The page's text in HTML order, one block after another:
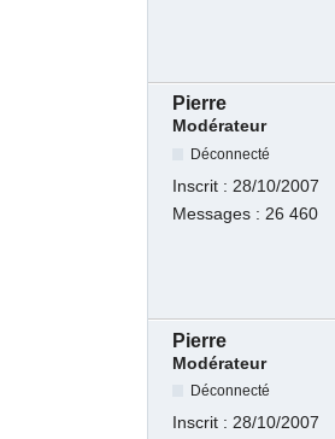
Pierre
Modérateur
Déconnecté
Inscrit : 28/10/2007
Messages : 26 460
Pierre
Modérateur
Déconnecté
Inscrit : 28/10/2007